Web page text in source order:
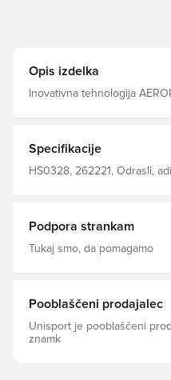
Opis izdelka
Inovativna tehnologija
četrtine Tanko prileganje Izdelana iz 100% recikliranega
poliestra.
Specifikacije
HS0328, 262221, Odrasli,
Podpora strankam
Tukaj smo, da pomagamo
Pooblaščeni prodajalec
Unisport je pooblaščeni
znamk